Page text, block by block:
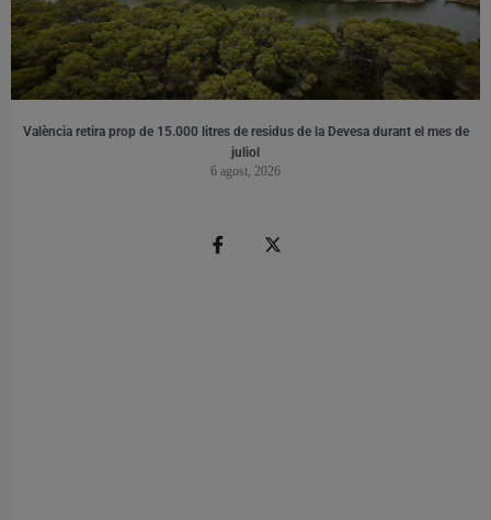
València retira prop de 15.000 litres de residus de la Devesa durant el mes de
juliol
6 agost, 2026